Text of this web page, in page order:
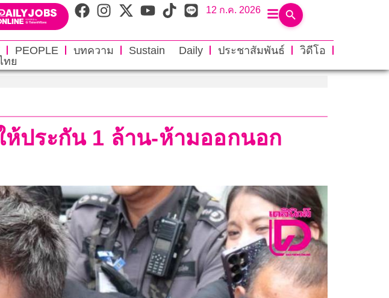
12 ก.ค. 2026
PEOPLE บทความ Sustain Daily ประชาสัมพันธ์
วิดีโอ
ทย
ประกัน 1 ล้าน-ห้ามออกนอก